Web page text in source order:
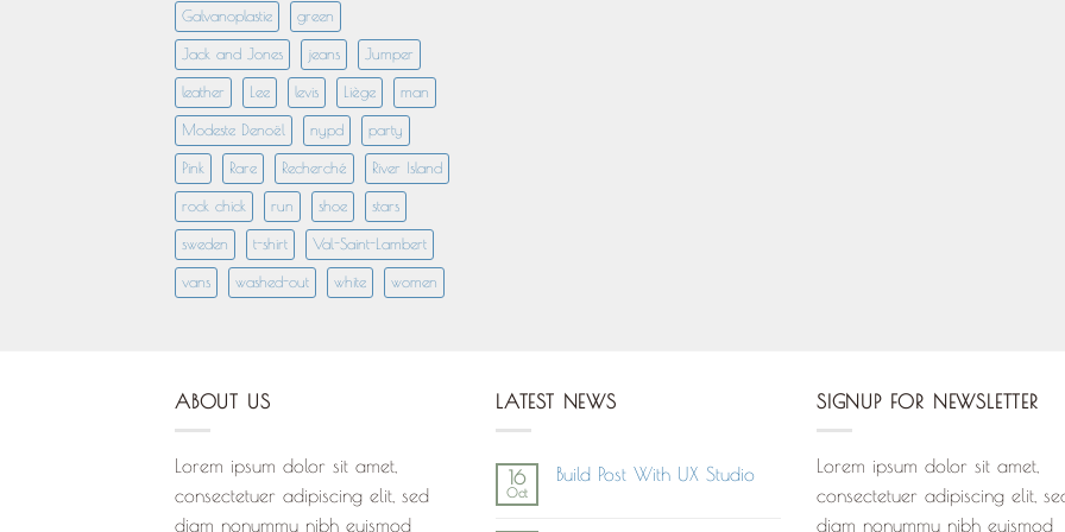
Galvanoplastie green
Jack and Jones jeans Jumper
leather Lee levis Liège man
Modeste Denoël nypd party
Pink Rare Recherché River Island
rock chick run shoe stars
sweden t-shirt Val-Saint-Lambert
vans washed-out white women
ABOUT US
Lorem ipsum dolor sit amet,
consectetuer adipiscing elit, sed
diam nonummy nibh euismod
LATEST NEWS
16
Oct
Build Post With UX Studio
SIGNUP FOR NEWSLETTER
Lorem ipsum dolor sit amet,
consectetuer adipiscing elit,
diam nonummy nibh euismod